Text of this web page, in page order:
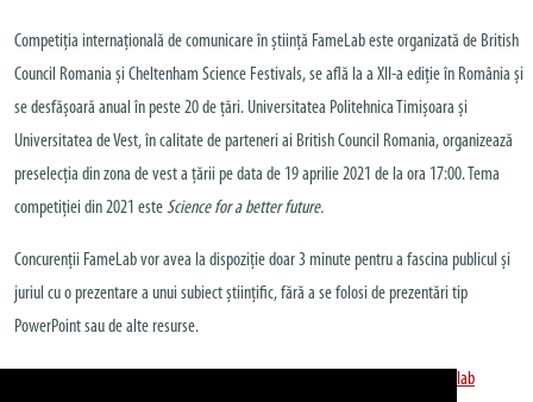
Competiția internațională de comunicare în știință FameLab este organizată de British
Council Romania și Cheltenham Science Festivals, se află la a XII-a ediție în România și
se desfășoară anual în peste 20 de țări. Universitatea Politehnica Timișoara și
Universitatea de Vest, în calitate de parteneri ai British Council Romania, organizează
preselecția din zona de vest a țării pe data de 19 aprilie 2021 de la ora 17:00. Tema
competiției din 2021 esteScience for a better future.
Concurenții FameLab vor avea la dispoziție doar 3 minute pentru a fascina publicul și
juriul cu o prezentare a unui subiect științific, fără a se folosi de prezentări tip
PowerPoint sau de alte resurse.
https://www.britishcouncil.ro/famelab